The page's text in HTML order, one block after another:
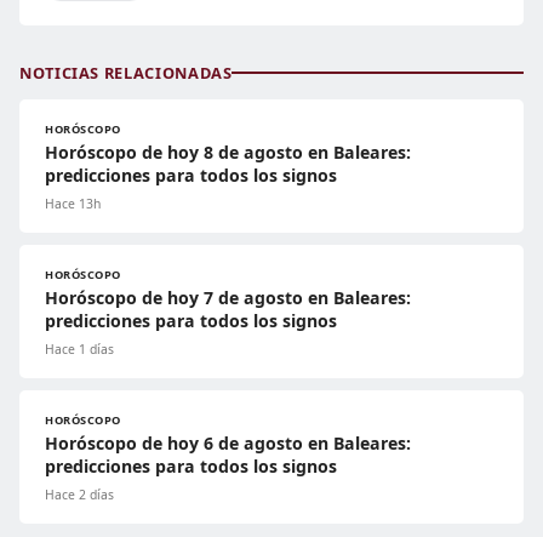
NOTICIAS RELACIONADAS
HORÓSCOPO
Horóscopo de hoy 8 de agosto en Baleares:
predicciones para todos los signos
Hace 13h
HORÓSCOPO
Horóscopo de hoy 7 de agosto en Baleares:
predicciones para todos los signos
Hace 1 días
HORÓSCOPO
Horóscopo de hoy 6 de agosto en Baleares:
predicciones para todos los signos
Hace 2 días